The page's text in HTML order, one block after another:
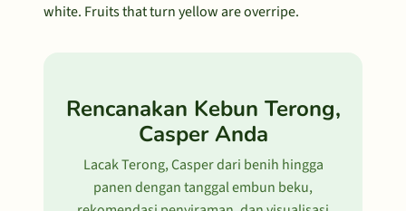
white. Fruits that turn yellow are overripe.
Rencanakan Kebun Terong,
Casper Anda
Lacak Terong, Casper dari benih hingga
panen dengan tanggal embun beku,